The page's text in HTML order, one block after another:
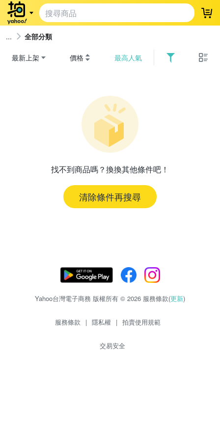
登
全部分類
最新上架 價格 最高人氣
找不到商品嗎？換換其他條件吧！
清除條件再搜尋
Yahoo台灣電子商務 版權所有 © 2026 服務條款(更新)
服務條款 | 隱私權 | 拍賣使用規範
交易安全